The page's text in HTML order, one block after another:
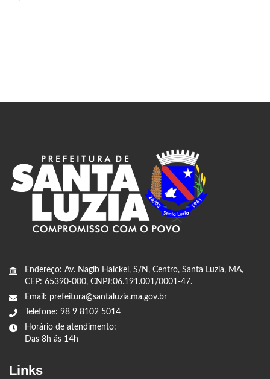
Endereço: Av. Nagib Haickel, S/N, Centro, Santa Luzia, MA,
CEP: 65390-000, CNPJ:06.191.001/0001-47.
Email: prefeitura@santaluzia.ma.gov.br
Telefone: 98 9 8102 5014
Horário de atendimento:
Das 8h ás 14h
Links